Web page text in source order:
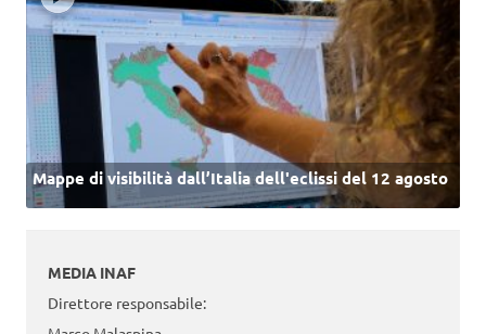
Mappe di visibilità dall’Italia dell'eclissi del 12 agosto
MEDIA INAF
Direttore responsabile: